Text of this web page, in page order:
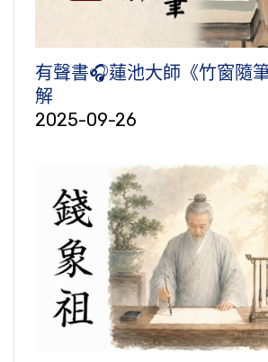
有聲書🎧蓮池大師《竹窗隨
解
2025-09-26